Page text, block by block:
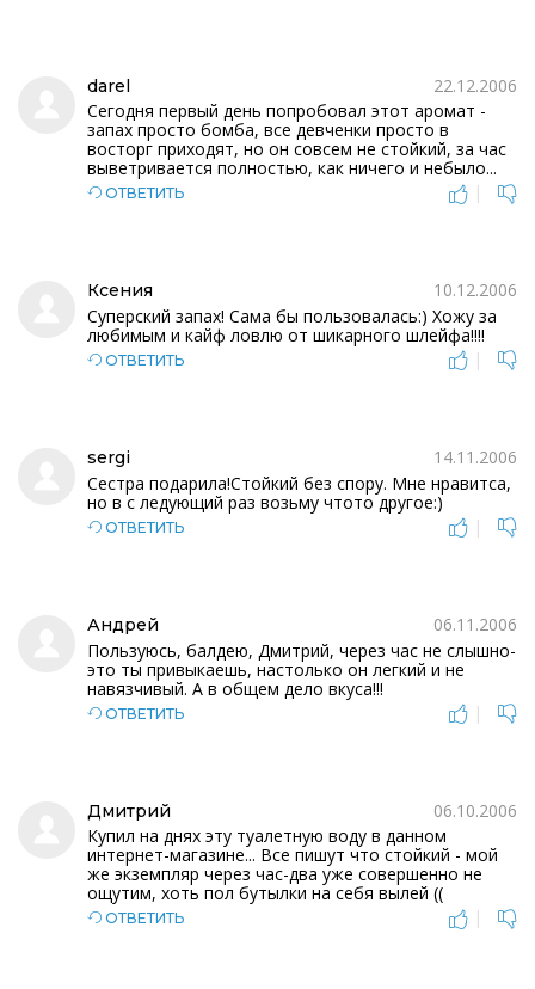
darel
22.12.2006
Сегодня первый день попробовал этот аромат -
запах просто бомба, все девченки просто в
восторг приходят, но он совсем не стойкий, за час
выветривается полностью, как ничего и небыло...
ОТВЕТИТЬ |
Ксения
10.12.2006
Суперский запах! Сама бы пользовалась:) Хожу за
любимым и кайф ловлю от шикарного шлейфа!!!!
ОТВЕТИТЬ |
sergi
14.11.2006
Сестра подарила!Стойкий без спору. Мне нравитса,
но в с ледующий раз возьму чтото другое:)
ОТВЕТИТЬ |
Андрей
06.11.2006
Пользуюсь, балдею, Дмитрий, через час не слышно-
это ты привыкаешь, настолько он легкий и не
навязчивый. А в общем дело вкуса!!!
ОТВЕТИТЬ |
Дмитрий
06.10.2006
Купил на днях эту туалетную воду в данном
интернет-магазине... Все пишут что стойкий - мой
же экземпляр через час-два уже совершенно не
ощутим, хоть пол бутылки на себя вылей ((
ОТВЕТИТЬ |